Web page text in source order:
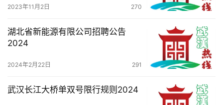
2023年11月2日 270
湖北省新能源有限公司招聘公告
2024
2024年2月22日 291
武汉长江大桥单双号限行规则2024